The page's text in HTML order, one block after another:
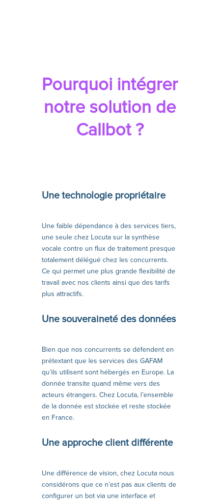
Pourquoi intégrer
notre solution de
Callbot?
Une technologie propriétaire
Une faible dépendance à des services tiers,
une seule chez Locuta sur la synthèse
vocale contre un flux de traitement presque
totalement délégué chez les concurrents.
Ce qui permet une plus grande flexibilité de
travail avec nos clients ainsi que des tarifs
plus attractifs.
Une souveraineté des données
Bien que nos concurrents se défendent en
prétextant que les services des GAFAM
qu’ils utilisent sont hébergés en Europe. La
donnée transite quand même vers des
acteurs étrangers. Chez Locuta, l’ensemble
de la donnée est stockée et reste stockée
en France.
Une approche client différente
Une différence de vision, chez Locuta nous
considérons que ce n’est pas aux clients de
configurer un bot via une interface et